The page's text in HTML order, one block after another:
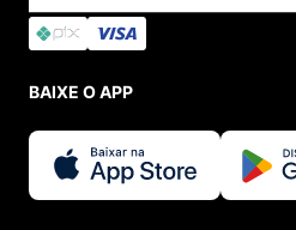
Vestuário técnico
roupas técnicas para
camisetas, calças,
específicos para
jaqueta The
mochilaou outros produtos,
excelência em termos de
BAIXE O APP